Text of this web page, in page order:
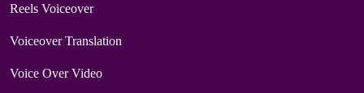
Reels Voiceover
Voiceover Translation
Voice Over Video